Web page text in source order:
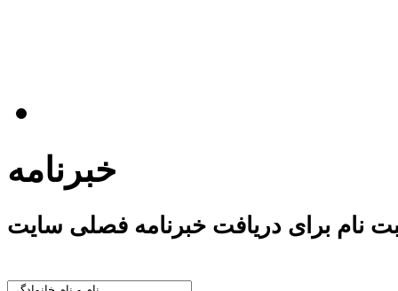
خبرنامه
نام برای دریافت خبرنامه فصلی سایت